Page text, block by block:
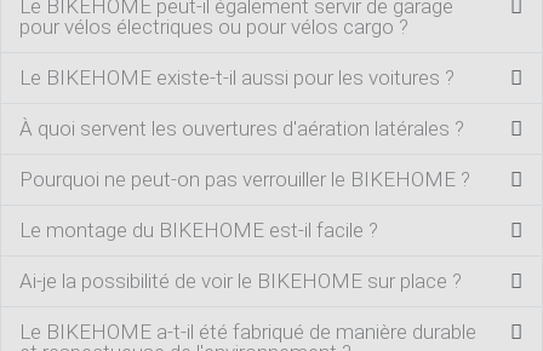
Le BIKEHOME peut-il également servir de garage
pour vélos électriques ou pour vélos cargo ?
Le BIKEHOME existe-t-il aussi pour les voitures ?
À quoi servent les ouvertures d'aération latérales ?
Pourquoi ne peut-on pas verrouiller le BIKEHOME ?
Le montage du BIKEHOME est-il facile ?
Ai-je la possibilité de voir le BIKEHOME sur place ?
Le BIKEHOME a-t-il été fabriqué de manière durable